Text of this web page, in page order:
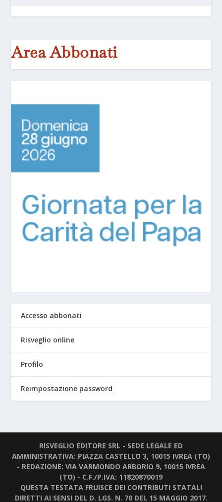
Area Abbonati
Accesso abbonati
Risveglio online
Profilo
Reimpostazione password
RISVEGLIO EDITORE SRL - SEDE LEGALE ED
AMMINISTRATIVA: PIAZZA CASTELLO 3, 10015 IVREA (TO)
- REDAZIONE: VIA VARMONDO ARBORIO 9, 10015 IVREA
(TO) - C.F./P.IVA: 11820870019
QUESTA TESTATA FRUISCE DEI CONTRIBUTI STATALI
DIRETTI AI SENSI DEL D. LGS. N. 70 DEL 15 MAGGIO 2017.